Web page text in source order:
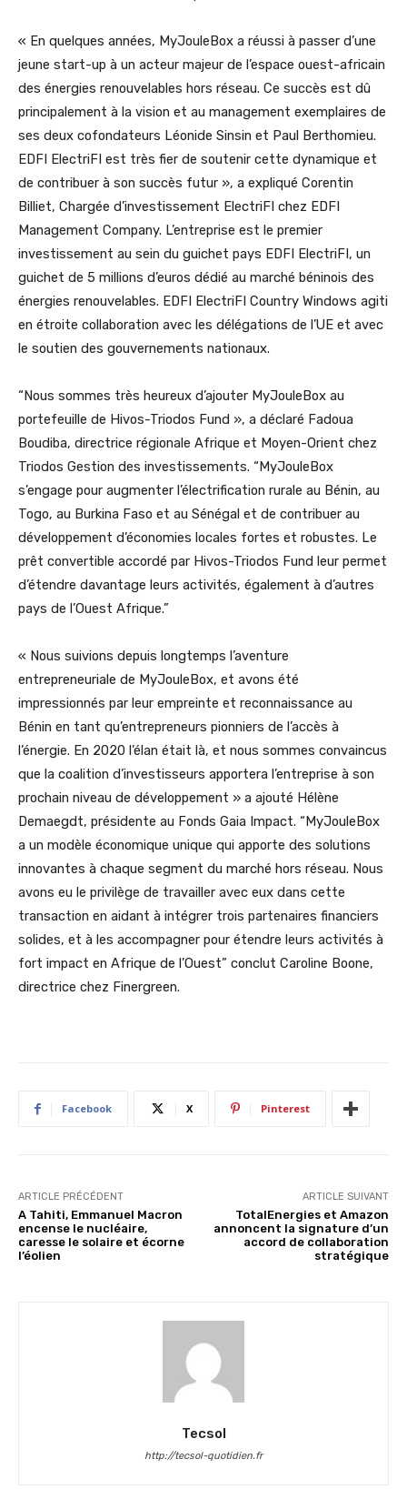
« En quelques années, MyJouleBox a réussi à passer d’une
jeune start-up à un acteur majeur de l’espace ouest-africain
des énergies renouvelables hors réseau. Ce succès est dû
principalement à la vision et au management exemplaires de
ses deux cofondateurs Léonide Sinsin et Paul Berthomieu.
EDFI ElectriFI est très fier de soutenir cette dynamique et
de contribuer à son succès futur », a expliqué Corentin
Billiet, Chargée d’investissement ElectriFI chez EDFI
Management Company. L’entreprise est le premier
investissement au sein du guichet pays EDFI ElectriFI, un
guichet de 5 millions d’euros dédié au marché béninois des
énergies renouvelables. EDFI ElectriFI Country Windows agiti
en étroite collaboration avec les délégations de l’UE et avec
le soutien des gouvernements nationaux.
“Nous sommes très heureux d’ajouter MyJouleBox au
portefeuille de Hivos-Triodos Fund », a déclaré Fadoua
Boudiba, directrice régionale Afrique et Moyen-Orient chez
Triodos Gestion des investissements. “MyJouleBox
s’engage pour augmenter l’électrification rurale au Bénin, au
Togo, au Burkina Faso et au Sénégal et de contribuer au
développement d’économies locales fortes et robustes. Le
prêt convertible accordé par Hivos-Triodos Fund leur permet
d’étendre davantage leurs activités, également à d’autres
pays de l’Ouest Afrique.”
« Nous suivions depuis longtemps l’aventure
entrepreneuriale de MyJouleBox, et avons été
impressionnés par leur empreinte et reconnaissance au
Bénin en tant qu’entrepreneurs pionniers de l’accès à
l’énergie. En 2020 l’élan était là, et nous sommes convaincus
que la coalition d’investisseurs apportera l’entreprise à son
prochain niveau de développement » a ajouté Hélène
Demaegdt, présidente au Fonds Gaia Impact. “MyJouleBox
a un modèle économique unique qui apporte des solutions
innovantes à chaque segment du marché hors réseau. Nous
avons eu le privilège de travailler avec eux dans cette
transaction en aidant à intégrer trois partenaires financiers
solides, et à les accompagner pour étendre leurs activités à
fort impact en Afrique de l’Ouest” conclut Caroline Boone,
directrice chez Finergreen.
Facebook X Pinterest
ARTICLE PRÉCÉDENT
A Tahiti, Emmanuel Macron
encense le nucléaire,
caresse le solaire et écorne
l’éolien
ARTICLE SUIVANT
TotalEnergies et Amazon
annoncent la signature d’un
accord de collaboration
stratégique
Tecsol
http://tecsol-quotidien.fr